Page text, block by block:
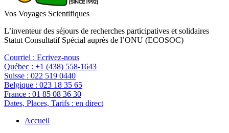
Vos Voyages Scientifiques
L’inventeur des séjours de recherches participatives et solidaires
Statut Consultatif Spécial auprès de l’ONU (ECOSOC)
Courriel : Ecrivez-nous
Québec : +1 (438) 558-1643
Suisse : 022 519 0440
Belgique : 023 18 35 65
France : 01 85 08 36 30
Dates, Places, Tarifs : en direct
Accueil